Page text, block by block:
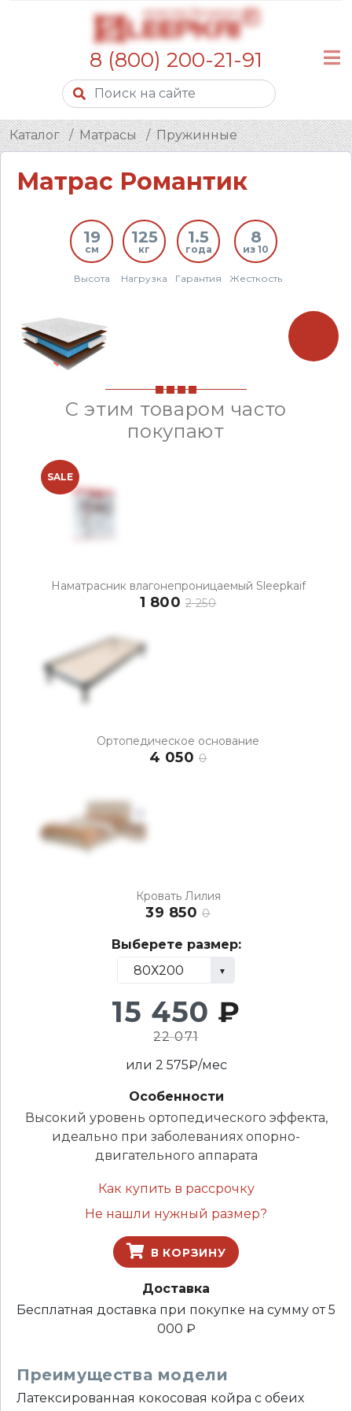
8 (800) 200-21-91
Каталог Матрасы Пружинные
Матрас Романтик
19
см
Высота
125
кг
Нагрузка
1.5
года
Гарантия
8
из 10
Жесткость
С этим товаром часто
покупают
SALE
Наматрасник влагонепроницаемый Sleepkaif
1 800 2 250
Ортопедическое основание
4 050 0
Кровать Лилия
39 8500
Выберете размер:
15 450 ₽
22 071
или 2 575₽/мес
Особенности
Высокий уровень ортопедического эффекта,
идеально при заболеваниях опорно-
двигательного аппарата
Как купить в рассрочку
Не нашли нужный размер?
В КОРЗИНУ
Доставка
Бесплатная доставка при покупке на сумму от 5
000 ₽
Преимущества модели
Латексированная кокосовая койра с обеих